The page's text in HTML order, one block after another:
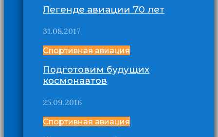
Легенде авиации 70 лет
31.08.2017
Спортивная авиация
Подготовим будущих
космонавтов
25.09.2016
Спортивная авиация